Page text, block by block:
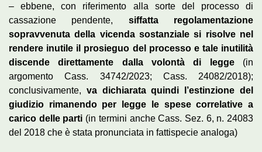
– ebbene, con riferimento alla sorte del processo di
cassazione pendente, siffatta regolamentazione
sopravvenuta della vicenda sostanziale si risolve nel
rendere inutile il prosieguo del processo e tale inutilità
discende direttamente dalla volontà di legge(in
argomento Cass. 34742/2023; Cass. 24082/2018);
conclusivamente, va dichiarata quindi l’estinzione del
giudizio rimanendo per legge le spese correlative a
carico delle parti (in termini anche Cass. Sez. 6, n. 24083
del 2018 che è stata pronunciata in fattispecie analoga)